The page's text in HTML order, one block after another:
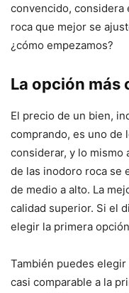
convencido, considera
roca que mejor se
¿cómo empezamos?
La opción más
El precio de un bien,
comprando, es uno de
considerar, y lo mismo
de las inodoro roca se
de medio a alto. La
calidad superior. Si el
elegir la primera
También puedes
casi comparable a la